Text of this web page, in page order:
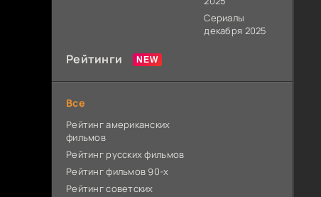
Сериалы
декабря 2025
Рейтинги
Все
Рейтинг американских
фильмов
Рейтинг русских фильмов
Рейтинг фильмов 90-х
Рейтинг советских